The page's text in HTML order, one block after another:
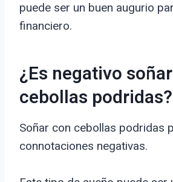
puede ser un buen augurio
financiero.
¿Es negativo
cebollas podridas?
Soñar con cebollas podridas
connotaciones negativas.